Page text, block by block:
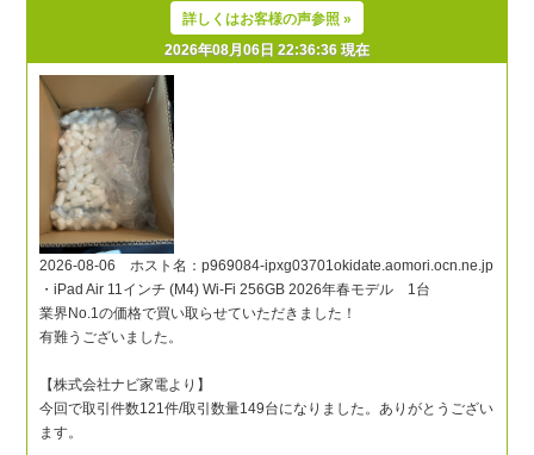
詳しくはお客様の声参照 »
2026年08月06日 22:36:36 現在